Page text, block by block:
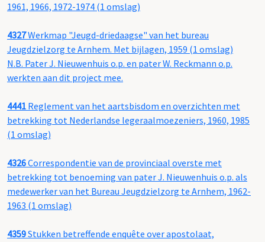
1961, 1966, 1972-1974 (1 omslag)
4327Werkmap "Jeugd-driedaagse" van het bureau
Jeugdzielzorg te Arnhem. Met bijlagen, 1959 (1 omslag)
N.B. Pater J. Nieuwenhuis o.p. en pater W. Reckmann o.p.
werkten aan dit project mee.
4441 Reglement van het aartsbisdom en overzichten met
betrekking tot Nederlandse legeraalmoezeniers, 1960, 1985
(1 omslag)
4326Correspondentie van de provinciaal overste met
betrekking tot benoeming van pater J. Nieuwenhuis o.p. als
medewerker van het Bureau Jeugdzielzorg te Arnhem, 1962-
1963 (1 omslag)
4359Stukken betreffende enquête over apostolaat,